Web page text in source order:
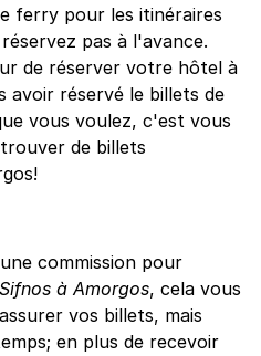
ferry pour les itinéraires
pas à l'avance.
de réserver votre hôtel à
avoir réservé le billets de
vous voulez, c'est vous
de billets
commission pour
à Amorgos, cela vous
vos billets, mais
en plus de recevoir